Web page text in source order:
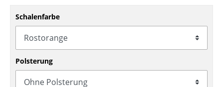
Schaukelstühle
Bürodrehstühle
Konferenzstühle
Bürosessel
Schalenfarbe
Polsterung